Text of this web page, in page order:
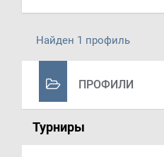
Найден 1 профиль
ПРОФИЛИ
Турниры